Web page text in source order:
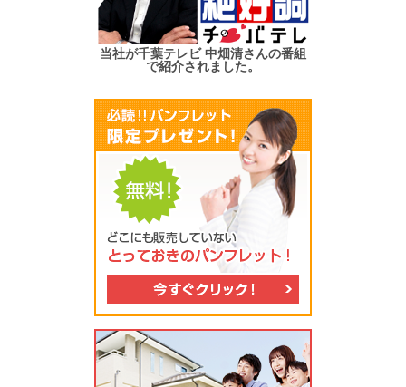
当社が千葉テレビ 中畑清さんの番組
で紹介されました。